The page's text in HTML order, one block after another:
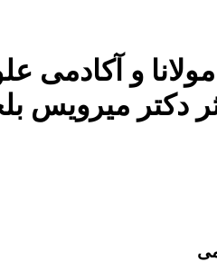
و آکادمی
دکتر میرویس